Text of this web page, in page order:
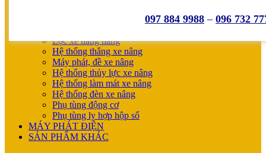
Lọc xe nâng hàng
Hệ thống thắng xe nâng
Máy phát, đề xe nâng
Hệ thống thủy lực xe nâng
Hệ thống làm mát xe nâng
Hệ thống đèn xe nâng
Phụ tùng động cơ
Phụ tùng ly hợp hộp số
MÁY PHÁT ĐIỆN
SẢN PHẨM KHÁC
097 884 9988 – 096 732